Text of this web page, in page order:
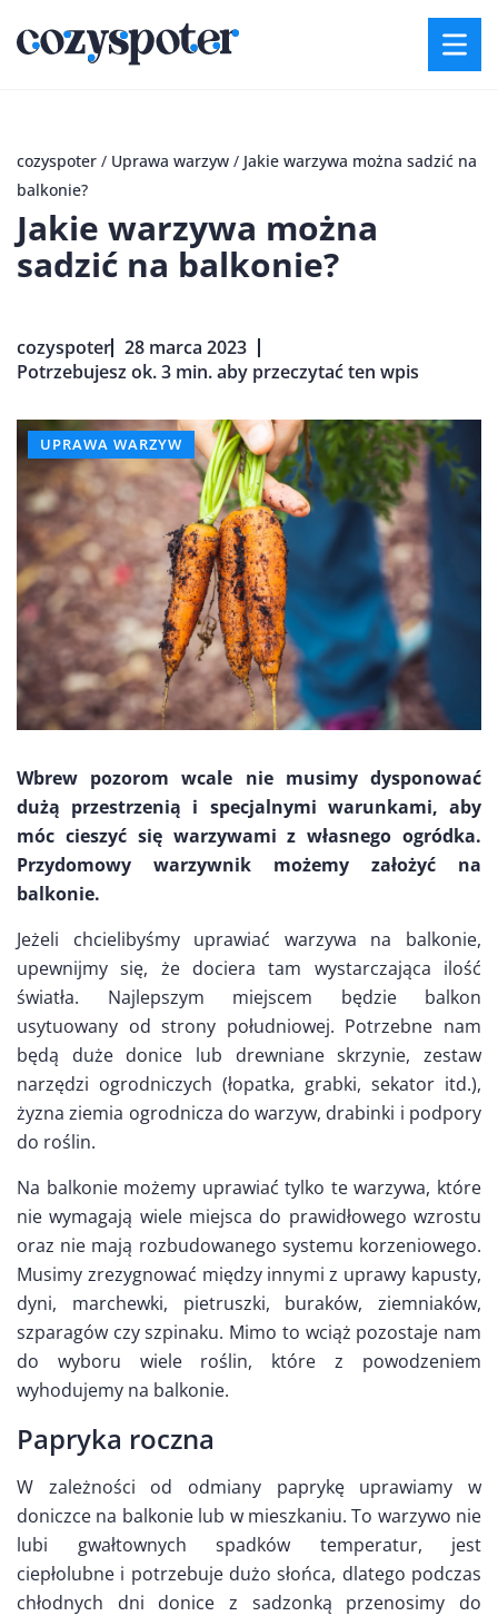
cozyspoter / Uprawa warzyw / Jakie warzywa można sadzić na
balkonie?
Jakie warzywa można
sadzić na balkonie?
cozyspoter 28 marca 2023
Potrzebujesz ok. 3 min. aby przeczytać ten wpis
UPRAWA WARZYW
Wbrew pozorom wcale nie musimy dysponować
dużą przestrzenią i specjalnymi warunkami, aby
móc cieszyć się warzywami z własnego ogródka.
Przydomowy warzywnik możemy założyć na
balkonie.
Jeżeli chcielibyśmy uprawiać warzywa na balkonie,
upewnijmy się, że dociera tam wystarczająca ilość
światła. Najlepszym miejscem będzie balkon
usytuowany od strony południowej. Potrzebne nam
będą duże donice lub drewniane skrzynie, zestaw
narzędzi ogrodniczych (łopatka, grabki, sekator itd.),
żyzna ziemia ogrodnicza do warzyw, drabinki i podpory
do roślin.
Na balkonie możemy uprawiać tylko te warzywa, które
nie wymagają wiele miejsca do prawidłowego wzrostu
oraz nie mają rozbudowanego systemu korzeniowego.
Musimy zrezygnować między innymi z uprawy kapusty,
dyni, marchewki, pietruszki, buraków, ziemniaków,
szparagów czy szpinaku. Mimo to wciąż pozostaje nam
do wyboru wiele roślin, które z powodzeniem
wyhodujemy na balkonie.
Papryka roczna
W zależności od odmiany paprykę uprawiamy w
doniczce na balkonie lub w mieszkaniu. To warzywo nie
lubi gwałtownych spadków temperatur, jest
ciepłolubne i potrzebuje dużo słońca, dlatego podczas
chłodnych dni donice z sadzonką przenosimy do